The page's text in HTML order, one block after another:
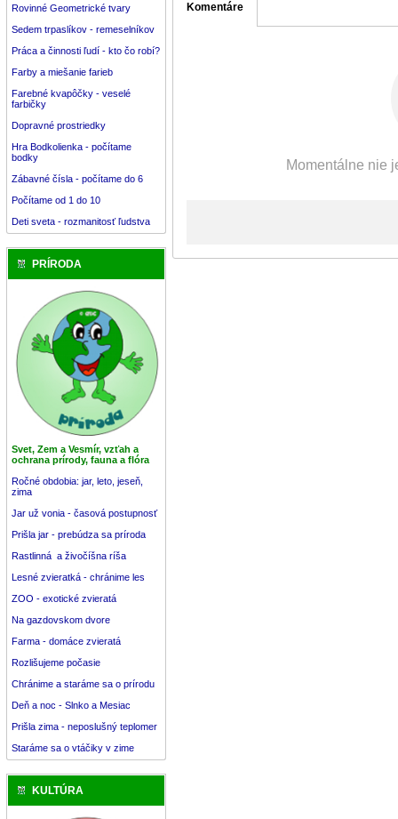
Rovinné Geometrické tvary
Sedem trpaslíkov - remeselníkov
Práca a činnosti ľudí - kto čo robí?
Farby a miešanie farieb
Farebné kvapôčky - veselé
farbičky
Dopravné prostriedky
Hra Bodkolienka - počítame
bodky
Zábavné čísla - počítame do 6
Počítame od 1 do 10
Deti sveta - rozmanitosť ľudstva
PRÍRODA
Svet, Zem a Vesmír, vzťah a
ochrana prírody, fauna a flóra
Ročné obdobia: jar, leto, jeseň,
zima
Jar už vonia - časová postupnosť
Prišla jar - prebúdza sa príroda
Rastlinná a živočíšna ríša
Lesné zvieratká - chránime les
ZOO - exotické zvieratá
Na gazdovskom dvore
Farma - domáce zvieratá
Rozlišujeme počasie
Chránime a staráme sa o prírodu
Deň a noc - Slnko a Mesiac
Prišla zima - neposlušný teplomer
Staráme sa o vtáčiky v zime
KULTÚRA
Komentáre
Momentálne nie